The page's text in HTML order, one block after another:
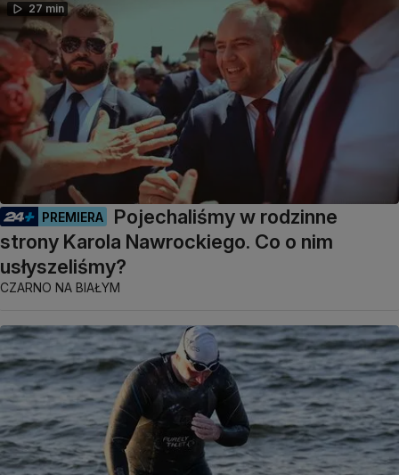
27 min
PREMIERA
Pojechaliśmy w rodzinne
strony Karola Nawrockiego. Co o nim
usłyszeliśmy?
CZARNO NA BIAŁYM